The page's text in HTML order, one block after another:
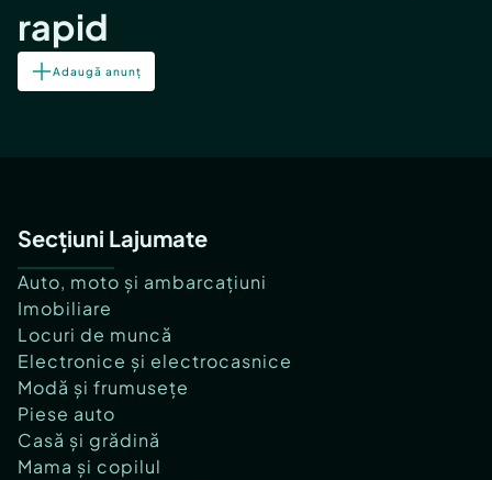
rapid
Adaugă anunț
Secțiuni Lajumate
Auto, moto și ambarcațiuni
Imobiliare
Locuri de muncă
Electronice și electrocasnice
Modă și frumusețe
Piese auto
Casă și grădină
Mama și copilul